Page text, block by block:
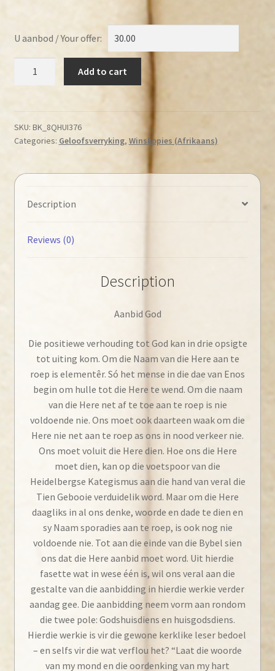
U aanbod / Your offer:
–
Aanbid
quantity
Add to cart
SKU: BK_8QHUI376
Categories: Geloofsverryking, Winskopies (Afrikaans)
Description
Reviews (0)
Description
Aanbid God
Die positiewe verhouding tot God kan in drie opsigte
tot uiting kom. Om die Naam van die Here aan te
roep is elementêr. Só het mense in die dae van Enos
begin om hulle tot die Here te wend. Om die naam
van die Here net af te toe aan te roep is nie
voldoende nie. Ons moet ook daarteen waak om die
Here nie net aan te roep as ons in nood verkeer nie.
Ons moet voluit die Here dien. Hoe ons die Here
moet dien, kan op die voetspoor van die
Heidelbergse Kategismus aan die hand van veral die
Tien Gebooie verduidelik word. Maar om die Here
daagliks in al ons denke, woorde en dade te dien en
sy Naam sporadies aan te roep, is ook nog nie
voldoende nie. Tot aan die einde van die Bybel sien
ons dat die Here aanbid moet word. Uit hierdie
fasette wat in wese één is, wil ons veral aan die
gestalte van die aanbidding in hierdie werkie verder
aandag gee. Die aanbidding neem vorm aan rondom
die twee pole: Godshuisdiens en huisgodsdiens.
Hierdie werkie is vir die gewone kerklike leser bedoel
– en selfs vir die wat verflou het? “Laat die woorde
van my mond en die oordenking van my hart